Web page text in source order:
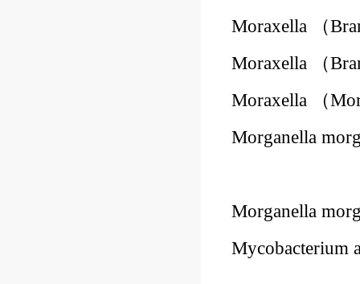
Moraxella （
Moraxella （
Moraxella （
Morganella
Morganella
Mycobacterium